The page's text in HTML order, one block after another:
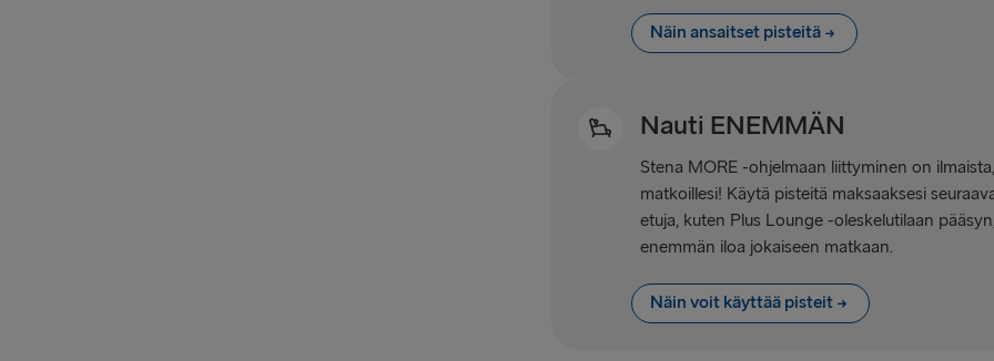
Näin ansaitset pisteitä
Nauti ENEMMÄN
Stena MORE -ohjelmaan liittyminen on
matkoillesi! Käytä pisteitä maksaaksesi
etuja, kuten Plus Lounge -oleskelutilaan
enemmän iloa jokaiseen matkaan.
Näin voit käyttää pisteit